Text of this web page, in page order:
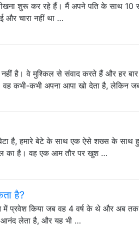
शुरू कर रहे हैं। मैं अपने पति के साथ 10
और चारा नहीं था …
नहीं है। वे मुश्किल से संवाद करते हैं और हर
वह कभी-कभी अपना आपा खो देता है, लेकिन
बेटा है, हमारे बेटे के साथ एक ऐसे शख्स के साथ
का है। वह एक आम तौर पर खुश …
है?
किया जब वह 4 वर्ष के थे और अब तक
आनंद लेता है, और यह भी …